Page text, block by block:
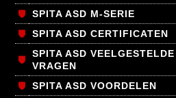
SPITA ASD M-SERIE
SPITA ASD CERTIFICATEN
SPITA ASD VEELGESTELDE
VRAGEN
SPITA ASD VOORDELEN